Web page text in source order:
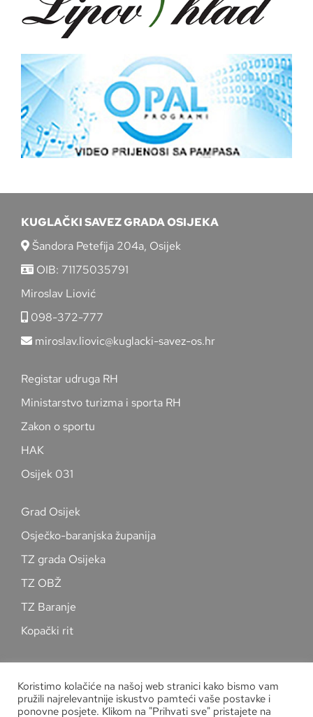
KUGLAČKI SAVEZ GRADA OSIJEKA
Šandora Petefija 204a, Osijek
OIB: 71175035791
Miroslav Liović
098-372-777
miroslav.liovic@kuglacki-savez-os.hr
Registar udruga RH
Ministarstvo turizma i sporta RH
Zakon o sportu
HAK
Osijek 031
Grad Osijek
Osječko-baranjska županija
TZ grada Osijeka
TZ OBŽ
TZ Baranje
Kopački rit
Koristimo kolačiće na našoj web stranici kako bismo vam
pružili najrelevantnije iskustvo pamteći vaše postavke i
ponovne posjete. Klikom na "Prihvati sve" pristajete na